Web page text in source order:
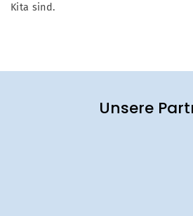
Kita sind.
Unsere